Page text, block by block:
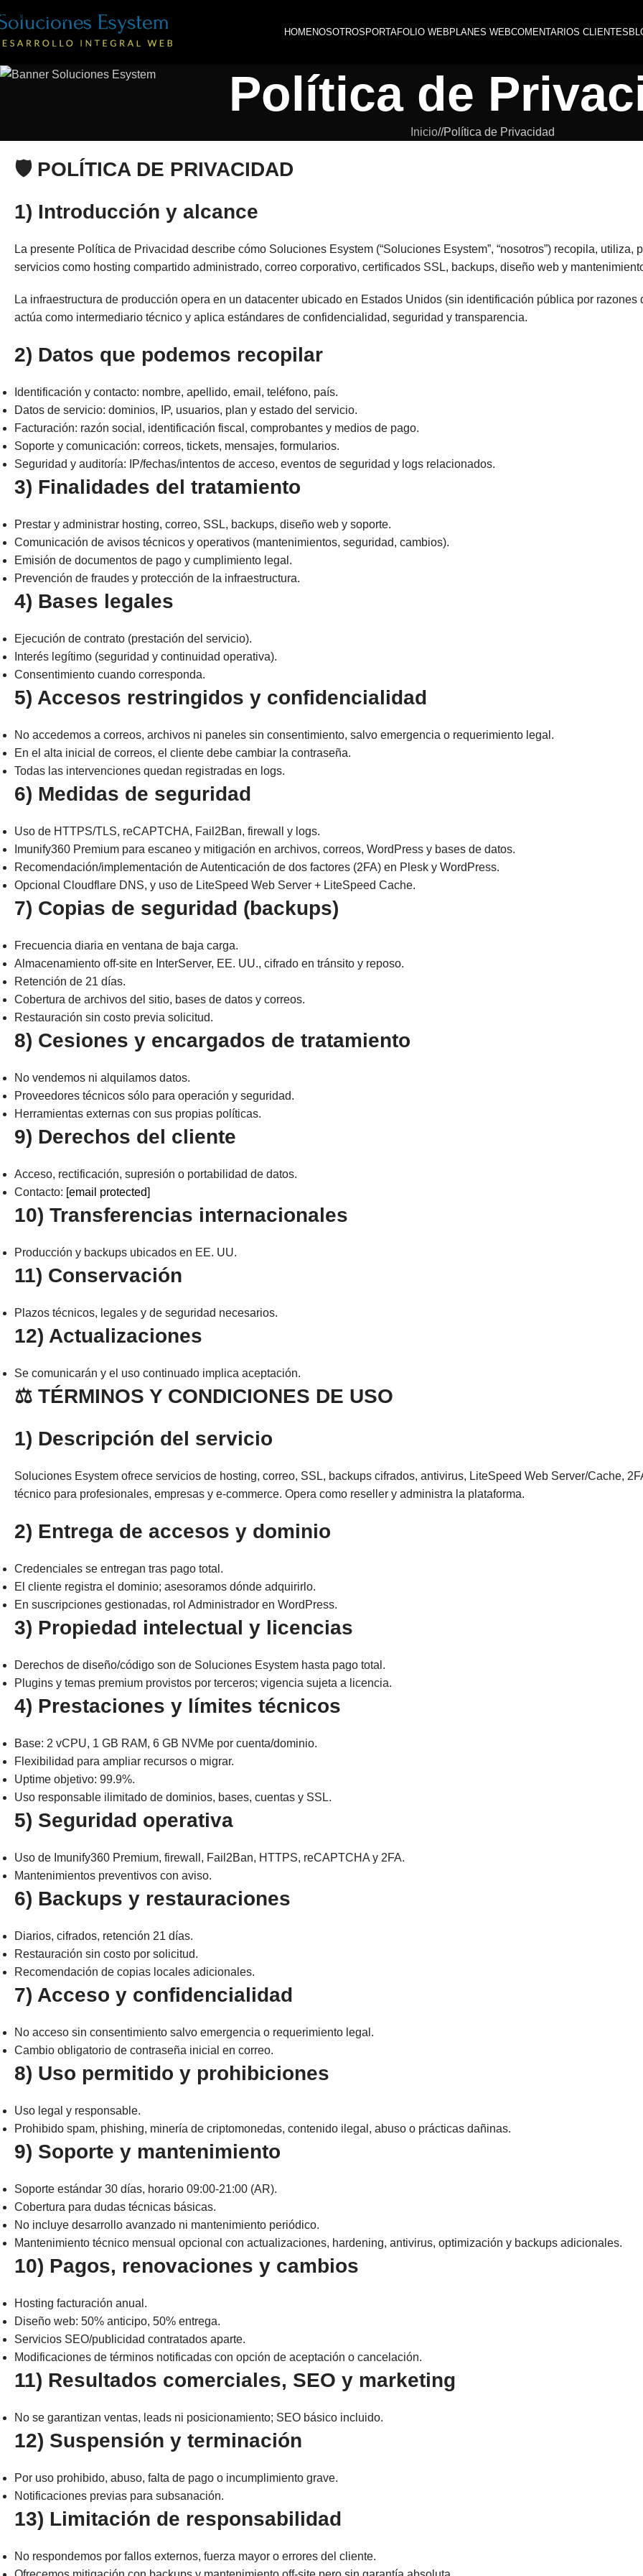
Skip to navigation
HOMENOSOTROS PORTAFOLIO WEB PLANES WEBCOMENTARIOS CLIENTES
Política de
Inicio/ Política de Privacidad
🛡️ POLÍTICA DE PRIVACIDAD
1) Introducción y alcance
La presente Política de Privacidad describe cómo Soluciones Esystem (“Soluciones Esystem”, “nosotros”) recopila,
servicios como hosting compartido administrado, correo corporativo, certificados SSL, backups, diseño web y
La infraestructura de producción opera en un datacenter ubicado en Estados Unidos (sin identificación pública por
actúa como intermediario técnico y aplica estándares de confidencialidad, seguridad y transparencia.
2) Datos que podemos recopilar
Identificación y contacto: nombre, apellido, email, teléfono, país.
Datos de servicio: dominios, IP, usuarios, plan y estado del servicio.
Facturación: razón social, identificación fiscal, comprobantes y medios de pago.
Soporte y comunicación: correos, tickets, mensajes, formularios.
Seguridad y auditoría: IP/fechas/intentos de acceso, eventos de seguridad y logs relacionados.
3) Finalidades del tratamiento
Prestar y administrar hosting, correo, SSL, backups, diseño web y soporte.
Comunicación de avisos técnicos y operativos (mantenimientos, seguridad, cambios).
Emisión de documentos de pago y cumplimiento legal.
Prevención de fraudes y protección de la infraestructura.
4) Bases legales
Ejecución de contrato (prestación del servicio).
Interés legítimo (seguridad y continuidad operativa).
Consentimiento cuando corresponda.
5) Accesos restringidos y confidencialidad
No accedemos a correos, archivos ni paneles sin consentimiento, salvo emergencia o requerimiento legal.
En el alta inicial de correos, el cliente debe cambiar la contraseña.
Todas las intervenciones quedan registradas en logs.
6) Medidas de seguridad
Uso de HTTPS/TLS, reCAPTCHA, Fail2Ban, firewall y logs.
Imunify360 Premium para escaneo y mitigación en archivos, correos, WordPress y bases de datos.
Recomendación/implementación de Autenticación de dos factores (2FA) en Plesk y WordPress.
Opcional Cloudflare DNS, y uso de LiteSpeed Web Server + LiteSpeed Cache.
7) Copias de seguridad (backups)
Frecuencia diaria en ventana de baja carga.
Almacenamiento off-site en InterServer, EE. UU., cifrado en tránsito y reposo.
Retención de 21 días.
Cobertura de archivos del sitio, bases de datos y correos.
Restauración sin costo previa solicitud.
8) Cesiones y encargados de tratamiento
No vendemos ni alquilamos datos.
Proveedores técnicos sólo para operación y seguridad.
Herramientas externas con sus propias políticas.
9) Derechos del cliente
Acceso, rectificación, supresión o portabilidad de datos.
Contacto: [email protected]
10) Transferencias internacionales
Producción y backups ubicados en EE. UU.
11) Conservación
Plazos técnicos, legales y de seguridad necesarios.
12) Actualizaciones
Se comunicarán y el uso continuado implica aceptación.
⚖️ TÉRMINOS Y CONDICIONES DE USO
1) Descripción del servicio
Soluciones Esystem ofrece servicios de hosting, correo, SSL, backups cifrados, antivirus, LiteSpeed Web Server/Cache,
técnico para profesionales, empresas y e-commerce. Opera como reseller y administra la plataforma.
2) Entrega de accesos y dominio
Credenciales se entregan tras pago total.
El cliente registra el dominio; asesoramos dónde adquirirlo.
En suscripciones gestionadas, rol Administrador en WordPress.
3) Propiedad intelectual y licencias
Derechos de diseño/código son de Soluciones Esystem hasta pago total.
Plugins y temas premium provistos por terceros; vigencia sujeta a licencia.
4) Prestaciones y límites técnicos
Base: 2 vCPU, 1 GB RAM, 6 GB NVMe por cuenta/dominio.
Flexibilidad para ampliar recursos o migrar.
Uptime objetivo: 99.9%.
Uso responsable ilimitado de dominios, bases, cuentas y SSL.
5) Seguridad operativa
Uso de Imunify360 Premium, firewall, Fail2Ban, HTTPS, reCAPTCHA y 2FA.
Mantenimientos preventivos con aviso.
6) Backups y restauraciones
Diarios, cifrados, retención 21 días.
Restauración sin costo por solicitud.
Recomendación de copias locales adicionales.
7) Acceso y confidencialidad
No acceso sin consentimiento salvo emergencia o requerimiento legal.
Cambio obligatorio de contraseña inicial en correo.
8) Uso permitido y prohibiciones
Uso legal y responsable.
Prohibido spam, phishing, minería de criptomonedas, contenido ilegal, abuso o prácticas dañinas.
9) Soporte y mantenimiento
Soporte estándar 30 días, horario 09:00-21:00 (AR).
Cobertura para dudas técnicas básicas.
No incluye desarrollo avanzado ni mantenimiento periódico.
Mantenimiento técnico mensual opcional con actualizaciones, hardening, antivirus, optimización y backups adicionales.
10) Pagos, renovaciones y cambios
Hosting facturación anual.
Diseño web: 50% anticipo, 50% entrega.
Servicios SEO/publicidad contratados aparte.
Modificaciones de términos notificadas con opción de aceptación o cancelación.
11) Resultados comerciales, SEO y marketing
No se garantizan ventas, leads ni posicionamiento; SEO básico incluido.
12) Suspensión y terminación
Por uso prohibido, abuso, falta de pago o incumplimiento grave.
Notificaciones previas para subsanación.
13) Limitación de responsabilidad
No respondemos por fallos externos, fuerza mayor o errores del cliente.